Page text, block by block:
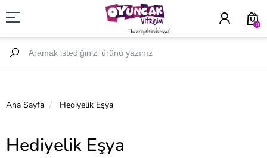
0
Ana Sayfa Hediyelik Eşya
Hediyelik Eşya